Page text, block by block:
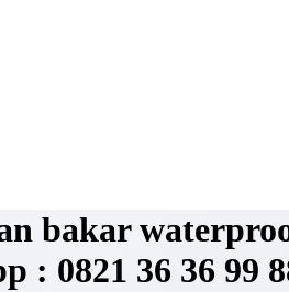
bakar
: 0821 36 36 99